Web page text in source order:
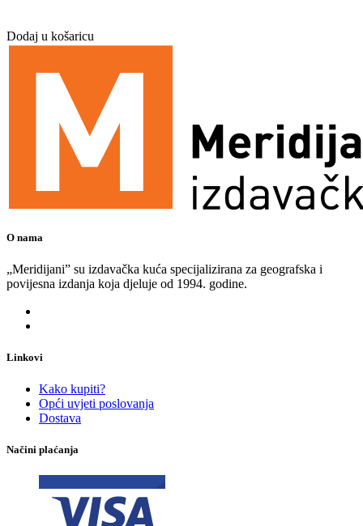
Dodaj u košaricu
O nama
„Meridijani” su izdavačka kuća specijalizirana za geografska i
povijesna izdanja koja djeluje od 1994. godine.
Linkovi
Kako kupiti?
Opći uvjeti poslovanja
Dostava
Načini plaćanja